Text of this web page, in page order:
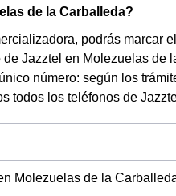
de la Carballeda?
podrás marcar
Jazztel en Molezuelas de
número: según los
todos los teléfonos de
Molezuelas de la